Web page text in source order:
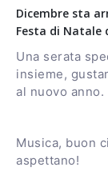
Dicembre sta
Festa di Natale
Una serata
insieme,
al nuovo anno.
Musica, buon
aspettano!